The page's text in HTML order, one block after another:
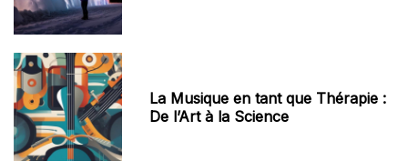
La Musique en tant que Thérapie :
De l’Art à la Science